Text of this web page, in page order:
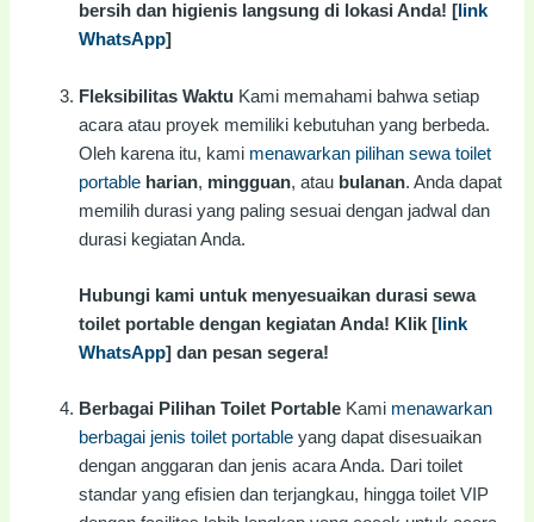
bersih dan higienis langsung di lokasi Anda! [ link
WhatsApp]
Fleksibilitas Waktu Kami memahami bahwa setiap
acara atau proyek memiliki kebutuhan yang berbeda.
Oleh karena itu, kami menawarkan pilihan sewa toilet
portable harian, mingguan, atau bulanan. Anda dapat
memilih durasi yang paling sesuai dengan jadwal dan
durasi kegiatan Anda.
Hubungi kami untuk menyesuaikan durasi sewa
toilet portable dengan kegiatan Anda! Klik [ link
WhatsApp] dan pesan segera!
Berbagai Pilihan Toilet Portable Kami menawarkan
berbagai jenis toilet portable yang dapat disesuaikan
dengan anggaran dan jenis acara Anda. Dari toilet
standar yang efisien dan terjangkau, hingga toilet VIP